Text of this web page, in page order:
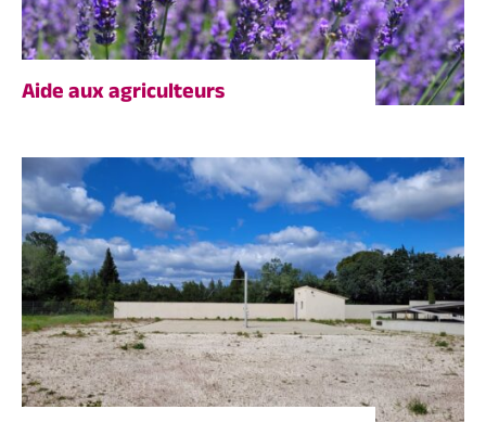
Aide aux agriculteurs